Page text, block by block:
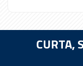
CURTA,